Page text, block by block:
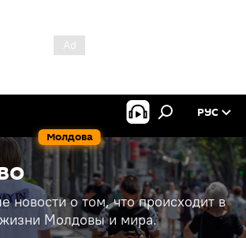
Молдова
РУС
новости о том, что происходит в
Молдовы и мира.